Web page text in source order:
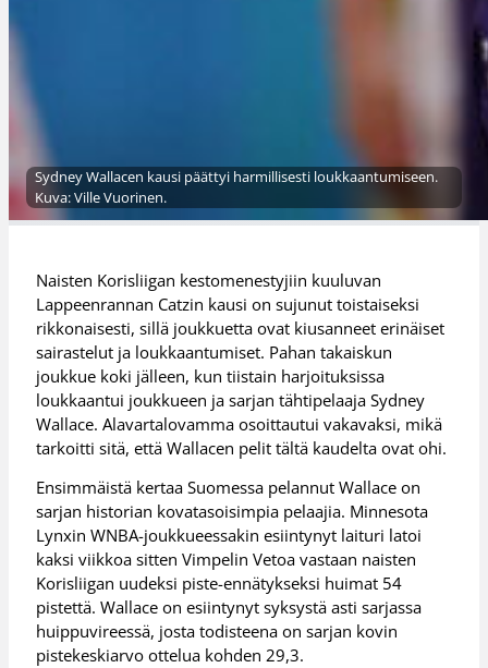
Sydney Wallacen kausi päättyi harmillisesti loukkaantumiseen.
Kuva: Ville Vuorinen.
Naisten Korisliigan kestomenestyjiin kuuluvan
Lappeenrannan Catzin kausi on sujunut toistaiseksi
rikkonaisesti, sillä joukkuetta ovat kiusanneet erinäiset
sairastelut ja loukkaantumiset. Pahan takaiskun
joukkue koki jälleen, kun tiistain harjoituksissa
loukkaantui joukkueen ja sarjan tähtipelaaja Sydney
Wallace. Alavartalovamma osoittautui vakavaksi, mikä
tarkoitti sitä, että Wallacen pelit tältä kaudelta ovat ohi.
Ensimmäistä kertaa Suomessa pelannut Wallace on
sarjan historian kovatasoisimpia pelaajia. Minnesota
Lynxin WNBA-joukkueessakin esiintynyt laituri latoi
kaksi viikkoa sitten Vimpelin Vetoa vastaan naisten
Korisliigan uudeksi piste-ennätykseksi huimat 54
pistettä. Wallace on esiintynyt syksystä asti sarjassa
huippuvireessä, josta todisteena on sarjan kovin
pistekeskiarvo ottelua kohden 29,3.